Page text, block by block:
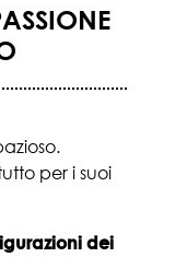
per i suoi
dei